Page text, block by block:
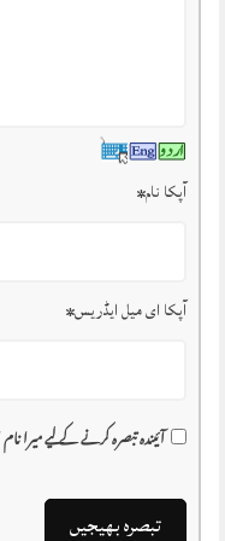
آپکا نام*
آپکا ای میل ایڈریس*
آئیندہ تبصرہ کرنے کے لیے